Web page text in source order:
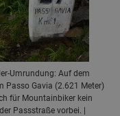
Umrundung: Auf dem
Passo Gavia (2.621 Meter)
für Mountainbiker kein
Passstraße vorbei. |